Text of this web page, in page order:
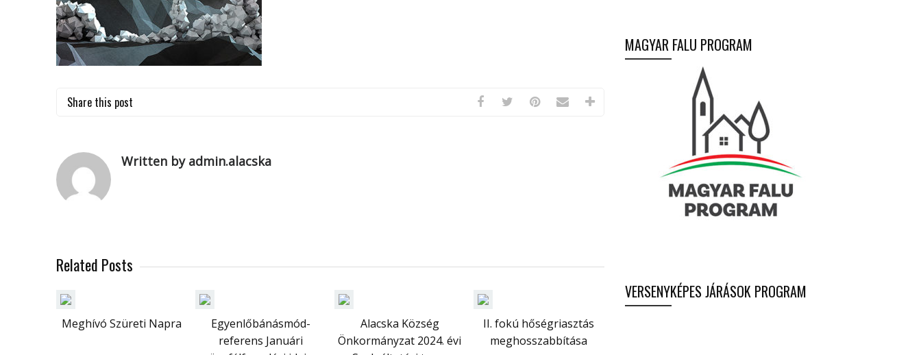
Share this post
Written by admin.alacska
Related Posts
Meghívó Szüreti Napra
Egyenlőbánásmód-
referens Januári
Alacska Község
Önkormányzat 2024. évi
II. fokú hőségriasztás
meghosszabbítása
MAGYAR FALU PROGRAM
VERSENYKÉPES JÁRÁSOK PROGRAM